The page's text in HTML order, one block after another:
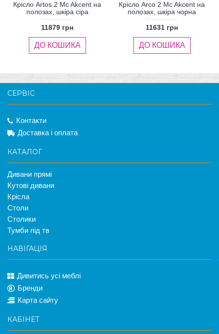
Крісло Artos 2 Mc Akcent на
полозах, шкіра сіра
11879 грн
ДО КОШИКА
Крісло Arco 2 Mc Akcent на
полозах, шкіра чорна
11631 грн
ДО КОШИКА
СЕРВІС
Контакти
Доставка і оплата
КАТАЛОГ
Дивани прямі
Кутові дивани
Крісла
Столи
Столики
Тумби під тв
НАВІГАЦІЯ
Дивитись усі меблі
Бренди
Карта сайту
КАБІНЕТ